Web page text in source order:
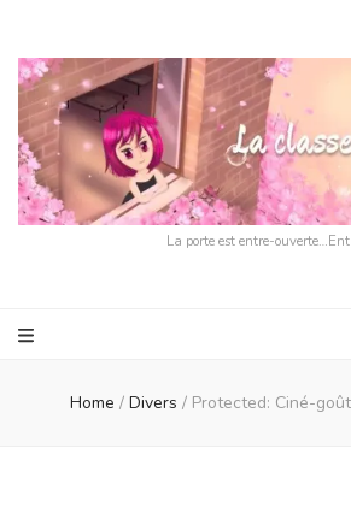
La porte est entre-
Home / Divers / Protected: Ciné-